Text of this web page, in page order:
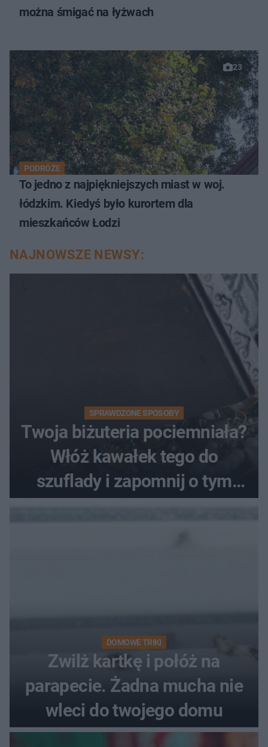
można śmigać na łyżwach
23
PODRÓŻE
To jedno z najpiękniejszych miast w woj.
łódzkim. Kiedyś było kurortem dla
mieszkańców Łodzi
NAJNOWSZE NEWSY:
SPRAWDZONE SPOSOBY
Twoja biżuteria pociemniała?
Włóż kawałek tego do
szuflady i zapomnij o tym
DOMOWE TRIKI
Zwilż kartkę i połóż na
parapecie. Żadna mucha nie
wleci do twojego domu